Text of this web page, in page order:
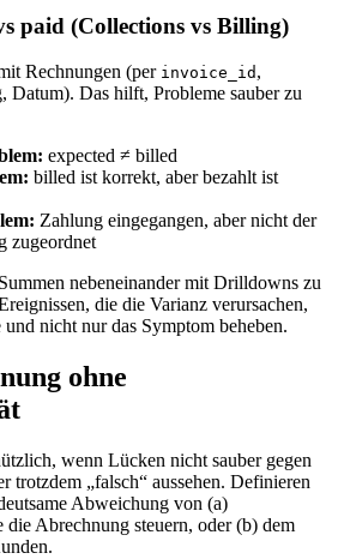
paid (Collections vs Billing)
Rechnungen (per invoice_id ,
Datum). Das hilft, Probleme sauber zu
expected ≠ billed
billed ist korrekt, aber bezahlt ist
Zahlung eingegangen, aber nicht der
zugeordnet
nebeneinander mit Drilldowns zu
die die Varianz verursachen,
nicht nur das Symptom beheben.
ohne
wenn Lücken nicht sauber gegen
trotzdem „falsch“ aussehen. Definieren
Abweichung von (a)
die Abrechnung steuern, oder (b) dem